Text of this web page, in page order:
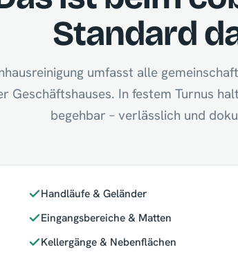
Standard
umfasst alle
Geschäftshauses. In festem Turnus
begehbar – verlässlich und
Handläufe & Geländer
Eingangsbereiche & Matten
Kellergänge & Nebenflächen